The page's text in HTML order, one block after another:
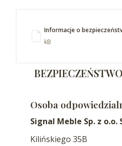
Informacje o
kB
Osoba
Signal Meble Sp. z o.o.
Kilińskiego 35B